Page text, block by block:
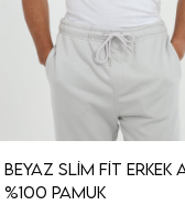
Beyaz Slim Fit
%100 Pamuk